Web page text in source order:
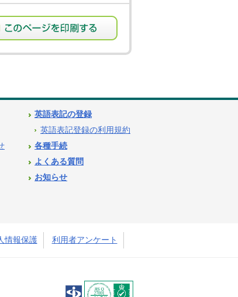
英語表記の登録
英語表記登録の利用規約
各種手続
よくある質問
お知らせ
情報保護 利用者アンケート